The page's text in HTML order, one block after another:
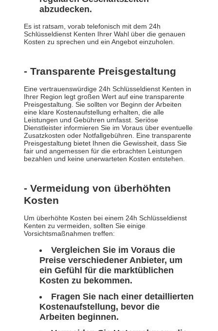
abzudecken.
Es ist ratsam, vorab telefonisch mit dem 24h
Schlüsseldienst Kenten Ihrer Wahl über die genauen
Kosten zu sprechen und ein Angebot einzuholen.
- Transparente Preisgestaltung
Eine vertrauenswürdige 24h Schlüsseldienst Kenten in
Ihrer Region legt großen Wert auf eine transparente
Preisgestaltung. Sie sollten vor Beginn der Arbeiten
eine klare Kostenaufstellung erhalten, die alle
Leistungen und Gebühren umfasst. Seriöse
Dienstleister informieren Sie im Voraus über eventuelle
Zusatzkosten oder Notfallgebühren. Eine transparente
Preisgestaltung bietet Ihnen die Gewissheit, dass Sie
fair und angemessen für die erbrachten Leistungen
bezahlen und keine unerwarteten Kosten entstehen.
- Vermeidung von überhöhten
Kosten
Um überhöhte Kosten bei einem 24h Schlüsseldienst
Kenten zu vermeiden, sollten Sie einige
Vorsichtsmaßnahmen treffen:
Vergleichen Sie im Voraus die
Preise verschiedener Anbieter, um
ein Gefühl für die marktüblichen
Kosten zu bekommen.
Fragen Sie nach einer detaillierten
Kostenaufstellung, bevor die
Arbeiten beginnen.